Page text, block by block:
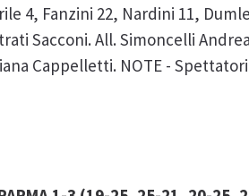
4, Fanzini 22, Nardini 11,
Sacconi. All. Simoncelli
Cappelletti. NOTE -